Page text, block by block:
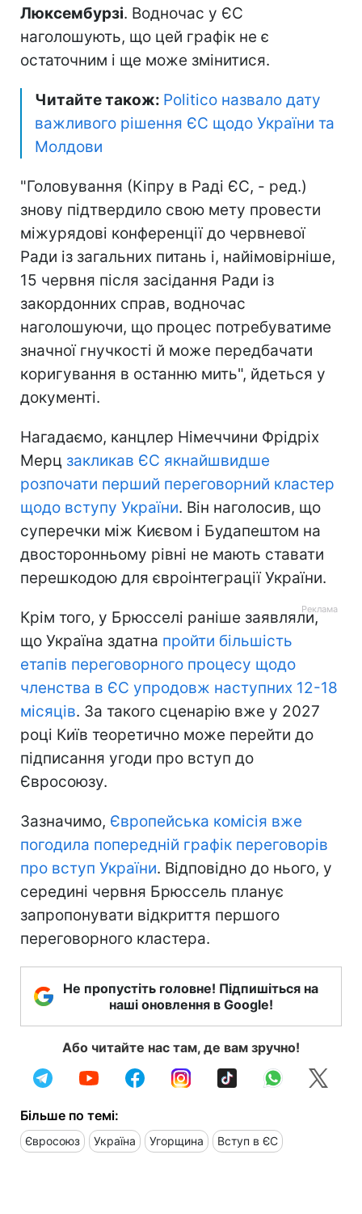
Люксембурзі. Водночас у ЄС
наголошують, що цей графік не є
остаточним і ще може змінитися.
Читайте також: Politico назвало дату
важливого рішення ЄС щодо України та
Молдови
"Головування (Кіпру в Раді ЄС, - ред.)
знову підтвердило свою мету провести
міжурядові конференції до червневої
Ради із загальних питань і, найімовірніше,
15 червня після засідання Ради із
закордонних справ, водночас
наголошуючи, що процес потребуватиме
значної гнучкості й може передбачати
коригування в останню мить", йдеться у
документі.
Нагадаємо, канцлер Німеччини Фрідріх
Мерц закликав ЄС якнайшвидше
розпочати перший переговорний кластер
щодо вступу України. Він наголосив, що
суперечки між Києвом і Будапештом на
двосторонньому рівні не мають ставати
перешкодою для євроінтеграції України.
Крім того, у Брюсселі раніше заявляли,
що Україна здатна пройти більшість
етапів переговорного процесу щодо
членства в ЄС упродовж наступних 12-18
місяців. За такого сценарію вже у 2027
році Київ теоретично може перейти до
підписання угоди про вступ до
Євросоюзу.
Зазначимо, Європейська комісія вже
погодила попередній графік переговорів
про вступ України. Відповідно до нього, у
середині червня Брюссель планує
запропонувати відкриття першого
переговорного кластера.
Не пропустіть головне! Підпишіться на
наші оновлення в Google!
Або читайте нас там, де вам зручно!
Більше по темі:
Євросоюз Україна Угорщина Вступ в ЄС